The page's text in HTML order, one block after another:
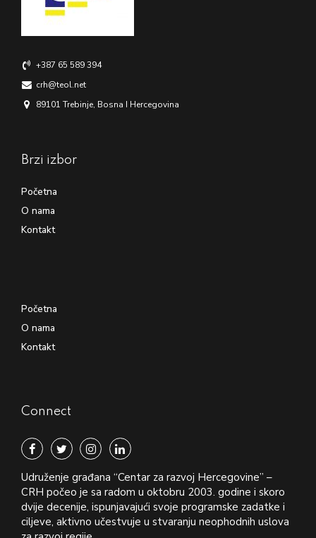
+387 65 589 394
crh@teol.net
89101 Trebinje, Bosna I Hercegovina
Brzi izbor
Početna
O nama
Kontakt
Početna
O nama
Kontakt
Connect
Udruženje građana “Centar za razvoj Hercegovine” –
CRH počeo je sa radom u oktobru 2003. godine i skoro
dvije decenije, ispunjavajući svoje programske zadatke i
ciljeve, aktivno učestvuje u stvaranju neophodnih uslova